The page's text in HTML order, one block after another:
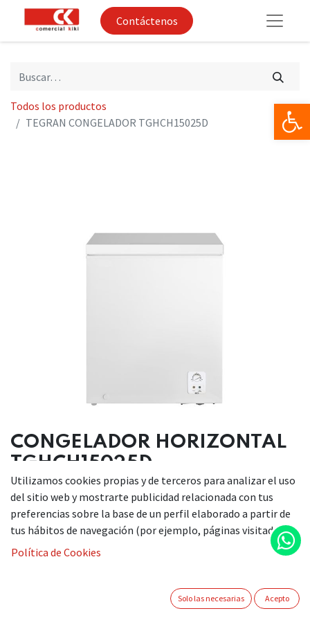
Contáctenos
Todos los productos
TEGRAN CONGELADOR TGHCH15025D
CONGELADOR HORIZONTAL
TGHCH15025D
Medidas alto/ancho/fondo 854x625x559
Capacidad de carga 142 L
Clasificación energética E
Utilizamos cookies propias y de terceros para analizar el uso
del sitio web y mostrarte publicidad relacionada con tus
preferencias sobre la base de un perfil elaborado a partir de
tus hábitos de navegación (por ejemplo, páginas visitadas).
Política de Cookies
Solo las necesarias Acepto